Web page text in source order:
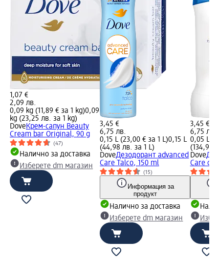
1,07 €
2,09 лв.
0,09 kg (11,89 € за 1 kg)0,09
kg (23,25 лв. за 1 kg)
DoveКрем-сапун Beauty
Cream bar Original, 90 g
(47)
Налично за доставка
Изберете dm магазин
3,45 €
6,75 лв.
0,15 L (23,00 € за 1 L)0,15 L
(44,98 лв. за 1 L)
DoveДезодорант advanced
Care Talco, 150 ml
(15)
Информация за
продукт
Налично за доставка
Изберете dm магазин
3,45 €
6,75 лв.
0,05 L
(134,95
Dove
Care